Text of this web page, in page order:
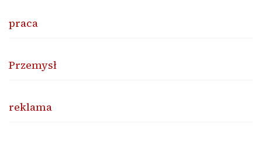
praca
Przemysł
reklama